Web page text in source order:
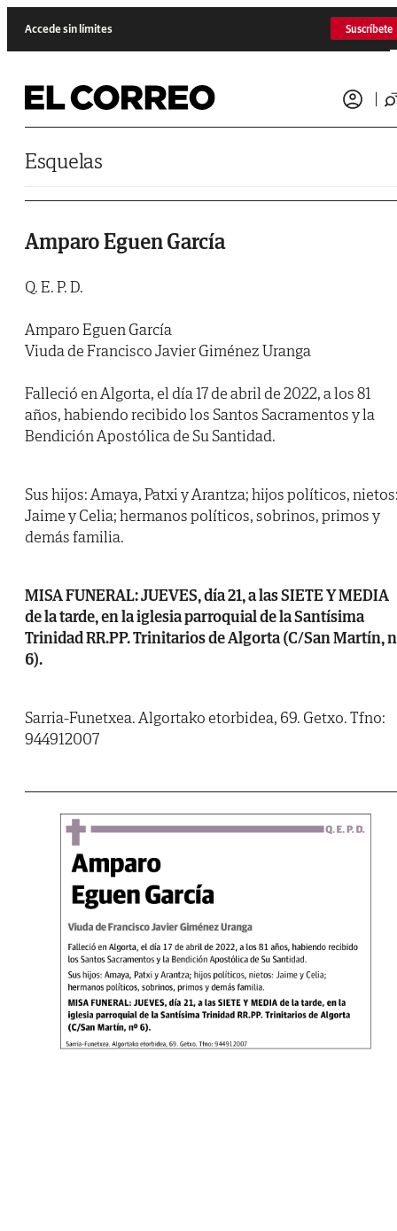
Accede sin límites Suscríbete
Esquelas
Amparo Eguen García
Q. E. P. D.
Amparo Eguen García
Viuda de Francisco Javier Giménez Uranga
Falleció en Algorta, el día 17 de abril de 2022, a los 81
años, habiendo recibido los Santos Sacramentos y la
Bendición Apostólica de Su Santidad.
Sus hijos: Amaya, Patxi y Arantza; hijos políticos,
Jaime y Celia; hermanos políticos, sobrinos, primos y
demás familia.
MISA FUNERAL: JUEVES, día 21, a las SIETE Y MEDIA
de la tarde, en la iglesia parroquial de la Santísima
Trinidad RR.PP. Trinitarios de Algorta (C/San Martín,
6).
Sarria-Funetxea. Algortako etorbidea, 69. Getxo. Tfno:
944912007